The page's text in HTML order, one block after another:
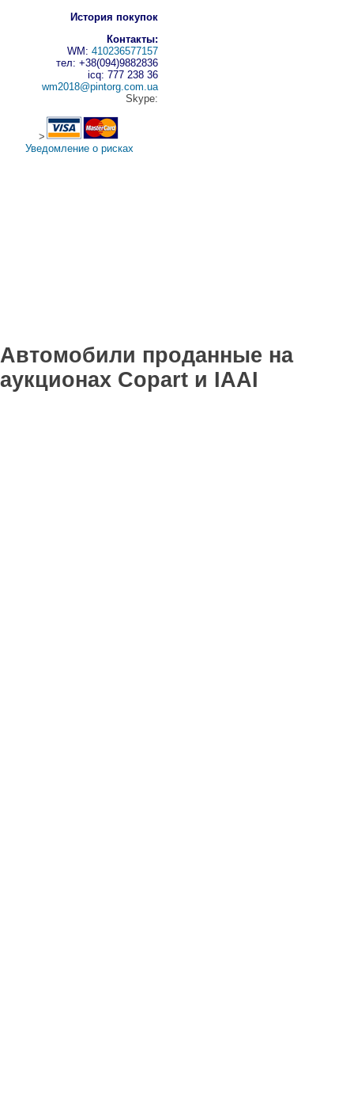
История покупок
Контакты:
WM: 410236577157
тел: +38(094)9882836
icq: 777 238 36
wm2018@pintorg.com.ua
Skype:
>
Уведомление о рисках
Автомобили проданные на
аукционах Copart и IAAI